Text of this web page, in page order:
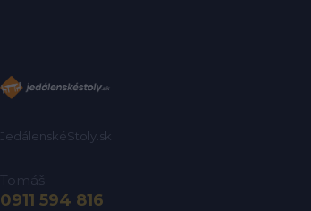
JedálenskéStoly.sk
Tomáš
0911 594 816